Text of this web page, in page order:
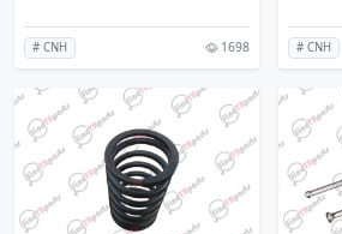
# CNH 1698 # CNH